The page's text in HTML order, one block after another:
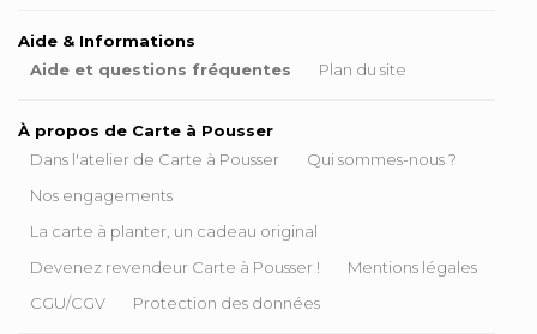
Aide & Informations
Aide et questions fréquentes
Plan du site
À propos de Carte à Pousser
Dans l'atelier de Carte à Pousser
Qui sommes-nous ?
Nos engagements
La carte à planter, un cadeau original
Devenez revendeur Carte à Pousser !
Mentions légales
CGU/CGV
Protection des données